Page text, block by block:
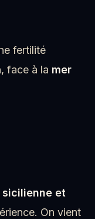
fertilité
face à la mer
sicilienne et
On vient